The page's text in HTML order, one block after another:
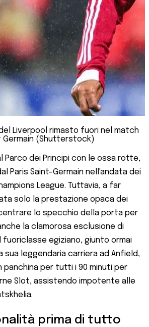
Liverpool rimasto fuori nel match
Germain (Shutterstock)
Parco dei Principi con le ossa rotte,
Paris Saint-Germain nell'andata dei
League. Tuttavia, a far
solo la prestazione opaca dei
lo specchio della porta per
la clamorosa esclusione di
fuoriclasse egiziano, giunto ormai
sua leggendaria carriera ad Anfield,
panchina per tutti i 90 minuti per
Slot, assistendo impotente alle
prima di tutto